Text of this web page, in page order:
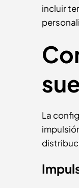
incluir
La